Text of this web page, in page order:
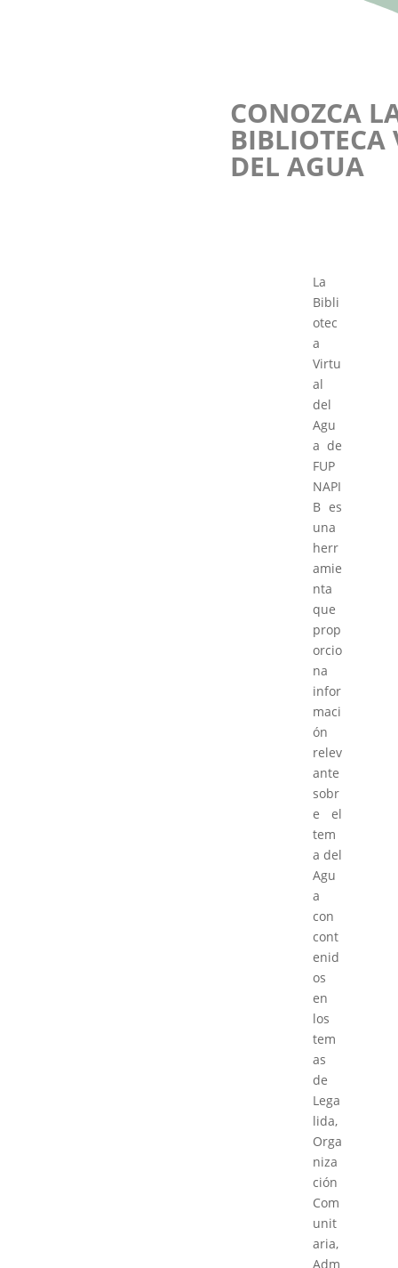
CONOZCA
BIBLIOTECA
DEL AGUA
La
Bibli
otec
a
Virtu
al
del
Agu
a de
FUP
NAPI
B es
una
herr
amie
nta
que
prop
orcio
na
infor
maci
ón
relev
ante
sobr
e el
tem
a del
Agu
a
con
cont
enid
os
en
los
tem
as
de
Lega
lida,
Orga
niza
ción
Com
unit
aria,
Adm